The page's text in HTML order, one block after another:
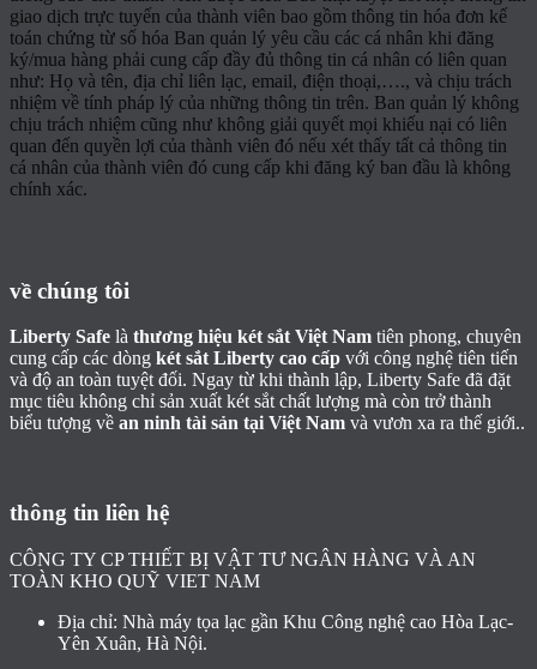
giao dịch trực tuyến của thành viên bao gồm thông tin hóa đơn kế
toán chứng từ số hóa Ban quản lý yêu cầu các cá nhân khi đăng
ký/mua hàng phải cung cấp đầy đủ thông tin cá nhân có liên quan
như: Họ và tên, địa chỉ liên lạc, email, điện thoại,…., và chịu trách
nhiệm về tính pháp lý của những thông tin trên. Ban quản lý không
chịu trách nhiệm cũng như không giải quyết mọi khiếu nại có liên
quan đến quyền lợi của thành viên đó nếu xét thấy tất cả thông tin
cá nhân của thành viên đó cung cấp khi đăng ký ban đầu là không
chính xác.
về chúng tôi
Liberty Safe là thương hiệu két sắt Việt Nam tiên phong, chuyên
cung cấp các dòng két sắt Liberty cao cấp với công nghệ tiên tiến
và độ an toàn tuyệt đối. Ngay từ khi thành lập, Liberty Safe đã đặt
mục tiêu không chỉ sản xuất két sắt chất lượng mà còn trở thành
biểu tượng về an ninh tài sản tại Việt Nam và vươn xa ra thế giới..
thông tin liên hệ
CÔNG TY CP THIẾT BỊ VẬT TƯ NGÂN HÀNG VÀ AN
TOÀN KHO QUỸ VIET NAM
Địa chỉ: Nhà máy tọa lạc gần Khu Công nghệ cao Hòa Lạc-
Yên Xuân, Hà Nội.